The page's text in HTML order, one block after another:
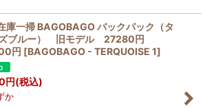
庫一掃 BAGOBAGO バックパック（タ
ブルー） 旧モデル 27280円
円 [BAGOBAGO - TERQUOISE 1]
円(税込)
か